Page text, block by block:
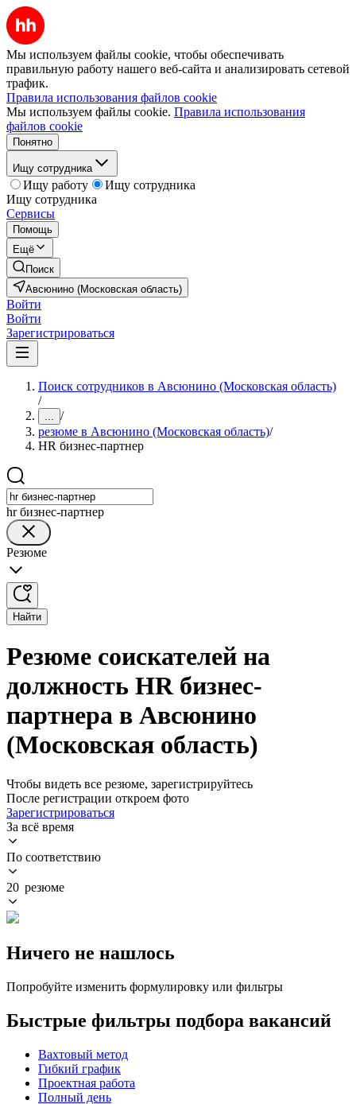
Мы используем файлы cookie, чтобы обеспечивать
правильную работу нашего веб-сайта и анализировать сетевой
трафик.
Правила использования файлов cookie
Мы используем файлы cookie. Правила использования
файлов cookie
Понятно
Ищу сотрудника
Ищу работу
Ищу сотрудника
Ищу сотрудника
Сервисы
Помощь
Ещё
Поиск
Авсюнино (Московская область)
Войти
Войти
Зарегистрироваться
Поиск сотрудников в Авсюнино (Московская область)
/
... /
резюме в Авсюнино (Московская область)/
HR бизнес-партнер
hr бизнес-партнер
Резюме
Найти
Резюме соискателей на
должность HR бизнес-
партнера в Авсюнино
(Московская область)
Чтобы видеть все резюме, зарегистрируйтесь
После регистрации откроем фото
Зарегистрироваться
За всё время
По соответствию
20 резюме
Ничего не нашлось
Попробуйте изменить формулировку или фильтры
Быстрые фильтры подбора вакансий
Вахтовый метод
Гибкий график
Проектная работа
Полный день